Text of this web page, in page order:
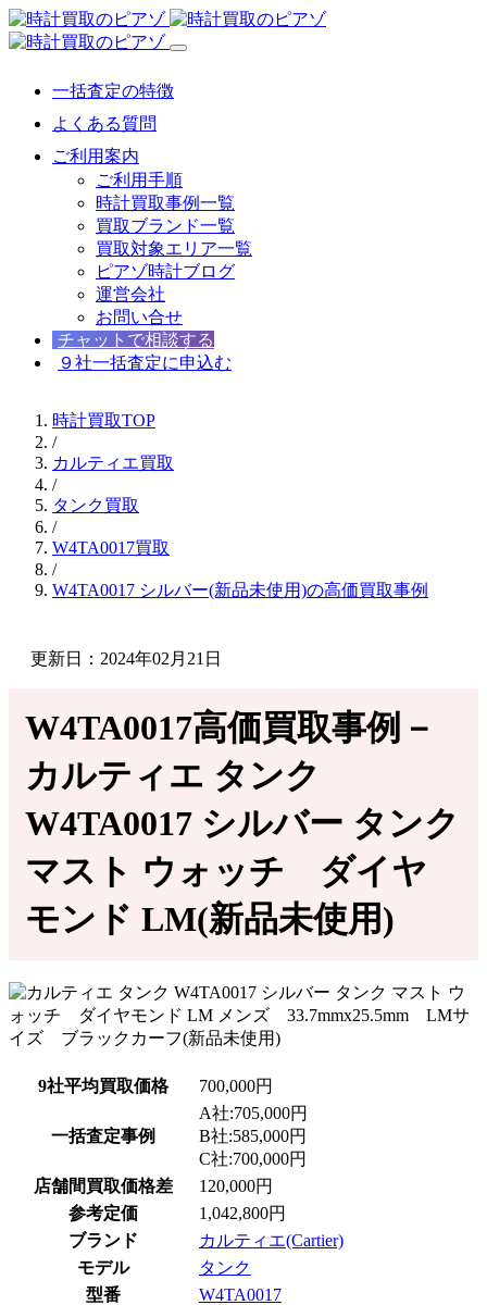
一括査定の特徴
よくある質問
ご利用案内
ご利用手順
時計買取事例一覧
買取ブランド一覧
買取対象エリア一覧
ピアゾ時計ブログ
運営会社
お問い合せ
チャットで相談する
９社一括査定に申込む
時計買取TOP
/
カルティエ買取
/
タンク買取
/
W4TA0017買取
/
W4TA0017 シルバー(新品未使用)の高価買取事例
更新日：2024年02月21日
W4TA0017高価買取事例－
カルティエ タンク
W4TA0017 シルバー タンク
マスト ウォッチ ダイヤ
モンド LM(新品未使用)
9社平均買取価格 700,000円
一括査定事例
A社:705,000円
B社:585,000円
C社:700,000円
店舗間買取価格差
120,000円
参考定価
1,042,800円
ブランド
カルティエ(Cartier)
モデル
タンク
型番
W4TA0017